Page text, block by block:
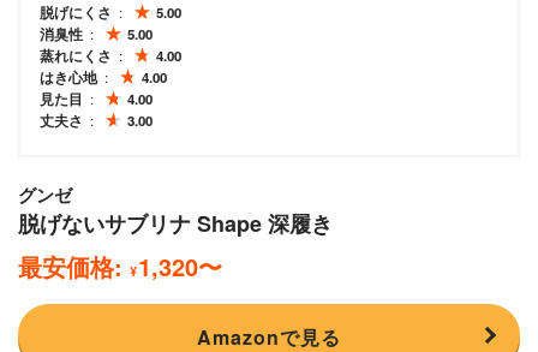
脱げにくさ
5.00
消臭性
5.00
蒸れにくさ
4.00
はき心地
4.00
見た目
4.00
丈夫さ
3.00
グンゼ
脱げないサブリナ Shape 深履き
最安価格: ¥1,320〜
Amazonで見る